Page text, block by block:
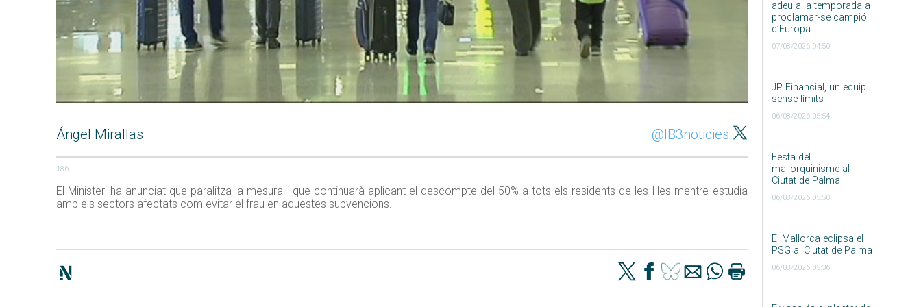
adeu a la temporada a
proclamar-se campió
d’Europa
07/08/2026 04:50
JP Financial, un equip
sense límits
06/08/2026 05:54
Festa del
mallorquinisme al
Ciutat de Palma
06/08/2026 05:50
El Mallorca eclipsa el
PSG al Ciutat de Palma
06/08/2026 05:36
Ángel Mirallas @IB3noticies
186
El Ministeri ha anunciat que paralitza la mesura i que continuarà aplicant el descompte del 50% a tots els residents de les Illes mentre estudia
amb els sectors afectats com evitar el frau en aquestes subvencions.